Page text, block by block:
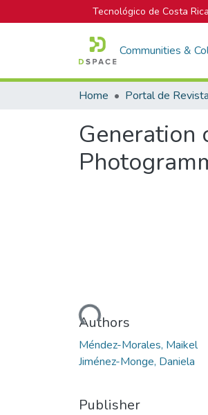
Tecnológico de Costa Rica
Communities &
Home
Generation
Loading...
Authors
Méndez-Morales, Maikel
Jiménez-Monge, Daniela
Publisher